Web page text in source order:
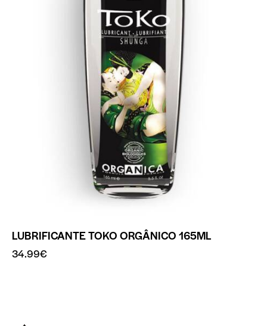
LUBRIFICANTE TOKO ORGÂNICO 165ML
34.99€